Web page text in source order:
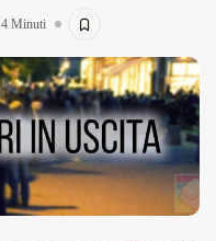
4 Minuti